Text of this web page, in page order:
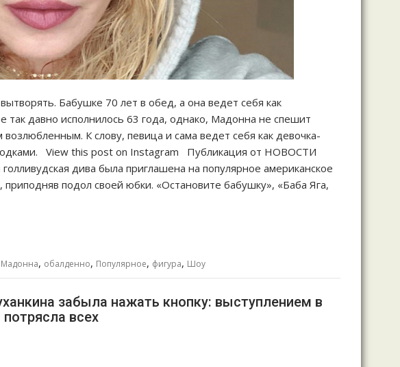
Бабушке 70 лет в обед, а она ведет себя как
так давно исполнилось 63 года, однако, Мадонна не спешит
К слову, певица и сама ведет себя как девочка-
View this post on Instagram Публикация от НОВОСТИ
дива была приглашена на популярное американское
подол своей юбки. «Остановите бабушку», «Баба Яга,
Мадонна, обалденно, Популярное, фигура, Шоу
забыла нажать кнопку: выступлением в
всех